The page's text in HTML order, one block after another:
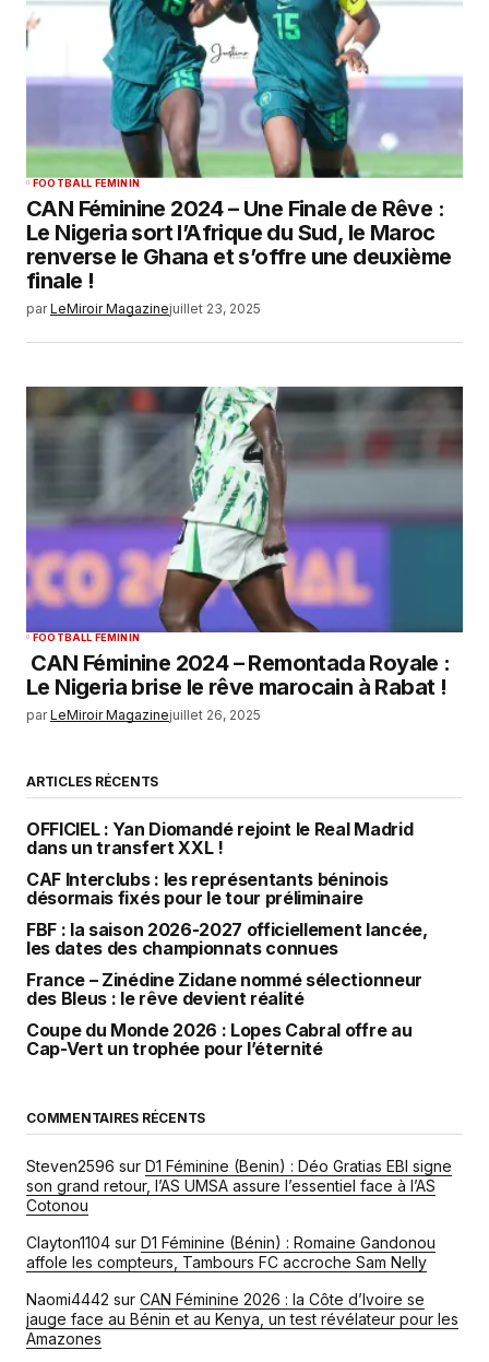
FOOTBALL FEMININ
CAN Féminine 2024 – Une Finale de Rêve :
Le Nigeria sort l’Afrique du Sud, le Maroc
renverse le Ghana et s’offre une deuxième
finale !
par LeMiroir Magazinejuillet 23, 2025
FOOTBALL FEMININ
CAN Féminine 2024 – Remontada Royale :
Le Nigeria brise le rêve marocain à Rabat !
par LeMiroir Magazinejuillet 26, 2025
ARTICLES RÉCENTS
OFFICIEL : Yan Diomandé rejoint le Real Madrid
dans un transfert XXL !
CAF Interclubs : les représentants béninois
désormais fixés pour le tour préliminaire
FBF : la saison 2026-2027 officiellement lancée,
les dates des championnats connues
France – Zinédine Zidane nommé sélectionneur
des Bleus : le rêve devient réalité
Coupe du Monde 2026 : Lopes Cabral offre au
Cap-Vert un trophée pour l’éternité
COMMENTAIRES RÉCENTS
Steven2596 sur D1 Féminine (Benin) : Déo Gratias EBI signe
son grand retour, l’AS UMSA assure l’essentiel face à l’AS
Cotonou
Clayton1104 sur D1 Féminine (Bénin) : Romaine Gandonou
affole les compteurs, Tambours FC accroche Sam Nelly
Naomi4442 sur CAN Féminine 2026 : la Côte d’Ivoire se
jauge face au Bénin et au Kenya, un test révélateur pour les
Amazones